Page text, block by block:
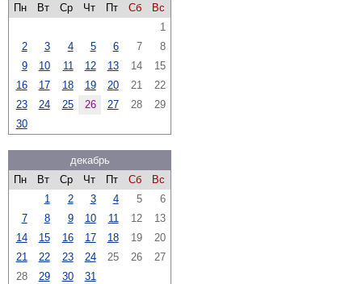
Пн
Вт Ср Чт Пт Сб
Вс
1
2
3 4 5 6 7
8
9
10 11 12 13 14
15
16
17 18 19 20 21
22
23
24 25 26 27 28
29
30
декабрь
Пн
Вт Ср Чт Пт Сб
Вс
1
2 3 4 5
6
7
8 9 10 11 12
13
14
15 16 17 18 19
20
21
22 23 24 25 26
27
28
29 30 31